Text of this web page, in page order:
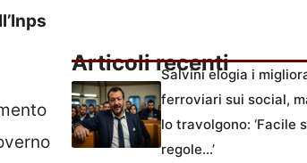
Articoli recenti
Salvini elogia i
ferroviari sui social,
lo travolgono: ‘Facile
regole…’